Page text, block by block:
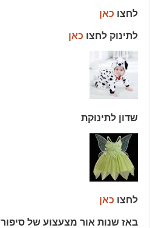
לחצו כאן
לתינוק לחצו כאן
שדון לתינוקת
לחצו כאן
באז שנות אור מצעצוע של סיפור